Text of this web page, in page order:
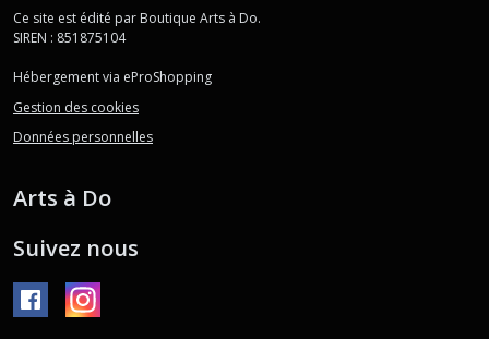
Ce site est édité par Boutique Arts à Do.
SIREN : 851875104
Hébergement via eProShopping
Gestion des cookies
Données personnelles
Arts à Do
Suivez nous